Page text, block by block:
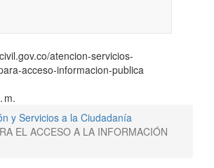
atencion-servicios-
acceso-informacion-publica
m.
y Servicios a la Ciudadanía
EL ACCESO A LA INFORMACIÓN